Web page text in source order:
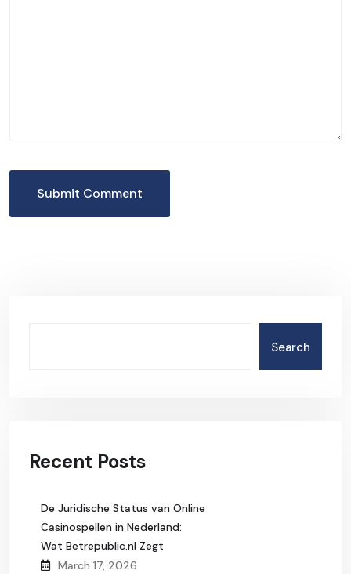
Submit Comment
Search
Recent Posts
De Juridische Status van Online
Casinospellen in Nederland:
Wat Betrepublic.nl Zegt
March 17, 2026